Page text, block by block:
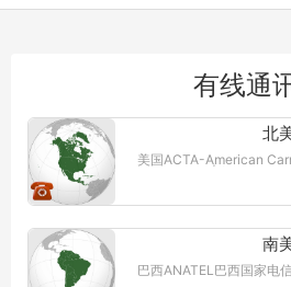
有线通
北
美国ACTA-American
南
巴西ANATEL巴西国家电